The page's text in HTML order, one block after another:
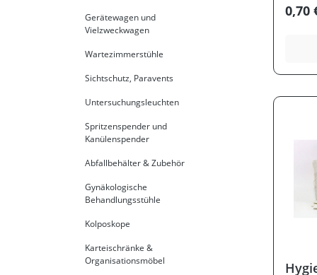
Gerätewagen und
Vielzweckwagen
Wartezimmerstühle
Sichtschutz, Paravents
Untersuchungsleuchten
Spritzenspender und
Kanülenspender
Abfallbehälter & Zubehör
Gynäkologische
Behandlungsstühle
Kolposkope
Karteischränke &
Organisationsmöbel
Sie
0,70